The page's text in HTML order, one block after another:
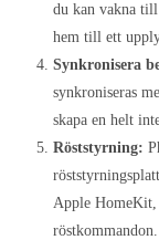
du kan vakna
hem till ett
Synkronisera
synkroniseras
skapa en helt
Röststyrning:
Apple HomeKit,
röstkommandon.